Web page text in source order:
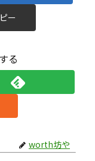
ー
る
worth坊や